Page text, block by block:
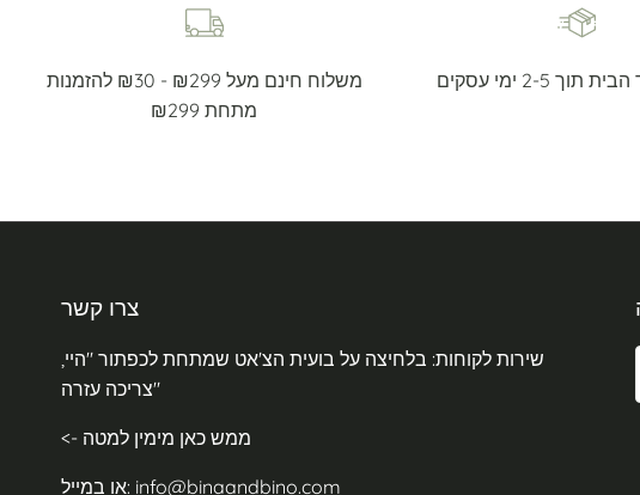
משלוח חינם מעל ₪299 - ₪30 להזמנות
מתחת ₪299
2-5 ימי עסקים
צרו קשר
שירות לקוחות: בלחיצה על בועית הצ'אט שמתחת לכפתור "היי,
צריכה עזרה"
<- ממש כאן מימין למטה
או במייל: info@binaandbino.com